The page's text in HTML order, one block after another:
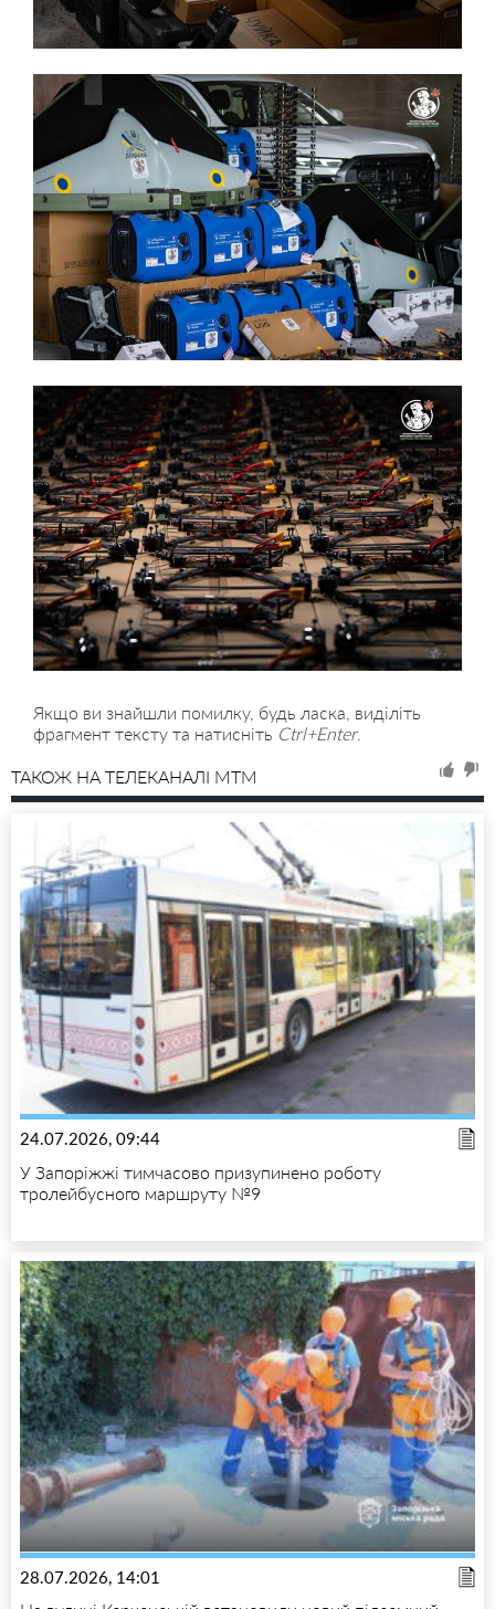
Якщо ви знайшли помилку, будь ласка, виділіть
фрагмент тексту та натисніть Ctrl+Enter.
ТАКОЖ НА ТЕЛЕКАНАЛІ MTM
24.07.2026, 09:44
У Запоріжжі тимчасово призупинено роботу
тролейбусного маршруту №9
28.07.2026, 14:01